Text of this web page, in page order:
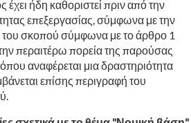
ήδη καθοριστεί πριν από την
επεξεργασίας, σύμφωνα με την
του σκοπού σύμφωνα με το άρθρο 1
περαιτέρω πορεία της παρούσας
αναφέρεται μια δραστηριότητα
επίσης περιγραφή του